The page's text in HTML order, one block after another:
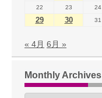
22
23 24
29 30 31
« 4月 6月 »
Monthly Archives